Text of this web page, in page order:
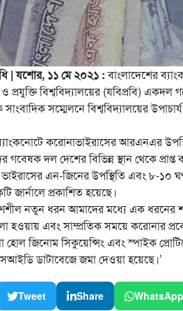
| যশোর, ১১ মে ২০২১ :বাংলাদেশের
প্রযুক্তি বিশ্ববিদ্যালয়ের (যবিপ্রবি)
সম্মেলনে বিশ্ববিদ্যালয়ের
করোনাভাইরাসের আরএনএর
গবেষক দল দেশের বিভিন্ন স্থান থেকে
ভাইরাসের এন-জিনের উপস্থিতি এবং ৮-১০
জার্নালে প্রকাশিত হয়েছে।
নতুন ধরন আমাদের মধ্যে এক ধরনের
হওয়ায় এবং সাম্প্রতিক সময়ে করোনার
হোল জিনোম সিকুয়েন্সিং এবং স্পাইক
ডাটাবেজে জমা দেওয়া হয়েছে।’
Tweet Share WhatsApp